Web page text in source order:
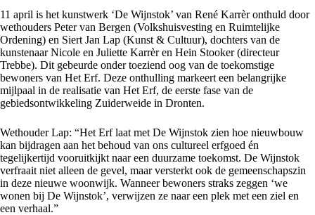
11 april is het kunstwerk ‘De Wijnstok’ van René Karrèr onthuld door
wethouders Peter van Bergen (Volkshuisvesting en Ruimtelijke
Ordening) en Siert Jan Lap (Kunst & Cultuur), dochters van de
kunstenaar Nicole en Juliette Karrèr en Hein Stooker (directeur
Trebbe). Dit gebeurde onder toeziend oog van de toekomstige
bewoners van Het Erf. Deze onthulling markeert een belangrijke
mijlpaal in de realisatie van Het Erf, de eerste fase van de
gebiedsontwikkeling Zuiderweide in Dronten.
Wethouder Lap: “Het Erf laat met De Wijnstok zien hoe nieuwbouw
kan bijdragen aan het behoud van ons cultureel erfgoed én
tegelijkertijd vooruitkijkt naar een duurzame toekomst. De Wijnstok
verfraait niet alleen de gevel, maar versterkt ook de gemeenschapszin
in deze nieuwe woonwijk. Wanneer bewoners straks zeggen ‘we
wonen bij De Wijnstok’, verwijzen ze naar een plek met een ziel en
een verhaal.”